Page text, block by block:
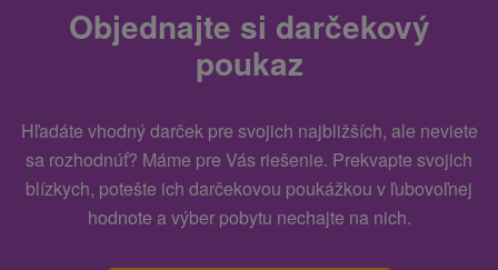
Objednajte si darčekový
poukaz
Hľadáte vhodný darček pre svojich najbližších, ale neviete
sa rozhodnúť? Máme pre Vás riešenie. Prekvapte svojich
blízkych, potešte ich darčekovou poukážkou v ľubovoľnej
hodnote a výber pobytu nechajte na nich.